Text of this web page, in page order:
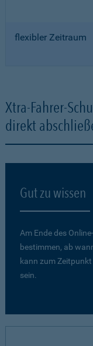
flexibler Zeitraum
Xtra-Fahrer-
direkt
Gut zu wissen
Am Ende des
bestimmen, ab
kann zum
sein.